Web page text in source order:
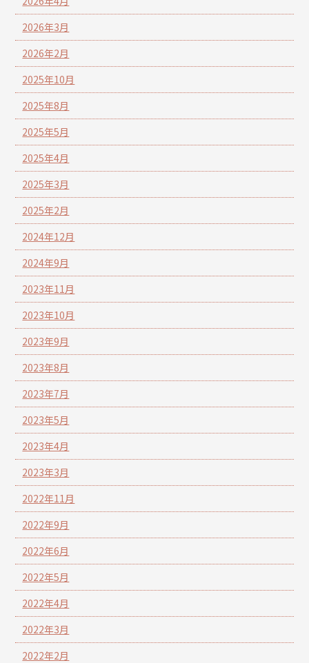
2026年3月
2026年2月
2025年10月
2025年8月
2025年5月
2025年4月
2025年3月
2025年2月
2024年12月
2024年9月
2023年11月
2023年10月
2023年9月
2023年8月
2023年7月
2023年5月
2023年4月
2023年3月
2022年11月
2022年9月
2022年6月
2022年5月
2022年4月
2022年3月
2022年2月